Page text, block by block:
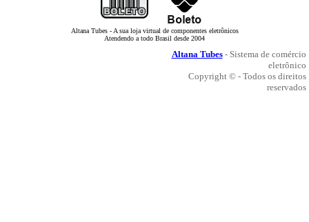
Altana Tubes - A sua loja virtual de componentes eletrônicos
Atendendo a todo Brasil desde 2004
Altana Tubes- Sistema de comércio
eletrônico
Copyright © - Todos os direitos
reservados